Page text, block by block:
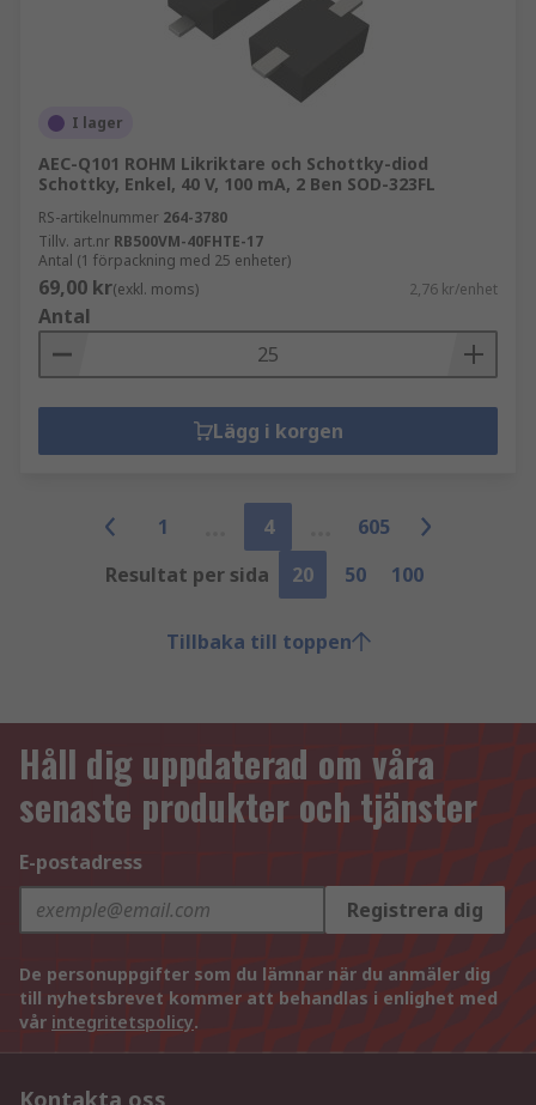
I lager
AEC-Q101 ROHM Likriktare och Schottky-diod
Schottky, Enkel, 40 V, 100 mA, 2 Ben SOD-323FL
RS-artikelnummer 264-3780
Tillv. art.nr RB500VM-40FHTE-17
Antal (1 förpackning med 25 enheter)
69,00 kr(exkl. moms) 2,76 kr/enhet
Antal
Lägg i korgen
1 4
605
Resultat per sida
20 50 100
Tillbaka till toppen
Håll dig uppdaterad om våra
senaste produkter och tjänster
E-postadress
Registrera dig
De personuppgifter som du lämnar när du anmäler dig
till nyhetsbrevet kommer att behandlas i enlighet med
vår integritetspolicy.
Kontakta oss